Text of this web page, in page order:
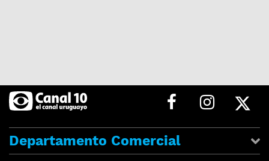
Departamento Comercial